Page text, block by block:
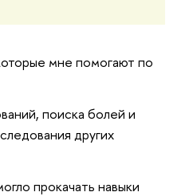
мне помогают по
поиска болей и
других
прокачать навыки